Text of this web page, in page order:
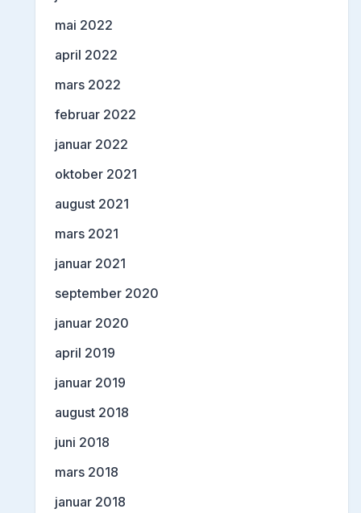
mai 2022
april 2022
mars 2022
februar 2022
januar 2022
oktober 2021
august 2021
mars 2021
januar 2021
september 2020
januar 2020
april 2019
januar 2019
august 2018
juni 2018
mars 2018
januar 2018